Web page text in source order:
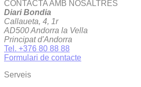
CONTACTA AMB NOSALTRES
Diari Bondia
Callaueta, 4, 1r
AD500 Andorra la Vella
Principat d'Andorra
Tel. +376 80 88 88
Formulari de contacte
Serveis